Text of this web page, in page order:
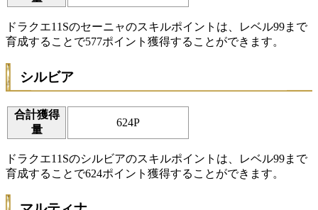
ドラクエ11Sのセーニャのスキルポイントは、レベル99まで
育成することで577ポイント獲得することができます。
シルビア
合計獲得
量
624P
ドラクエ11Sのシルビアのスキルポイントは、レベル99まで
育成することで624ポイント獲得することができます。